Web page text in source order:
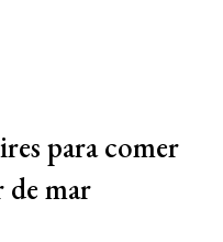
para comer
de mar